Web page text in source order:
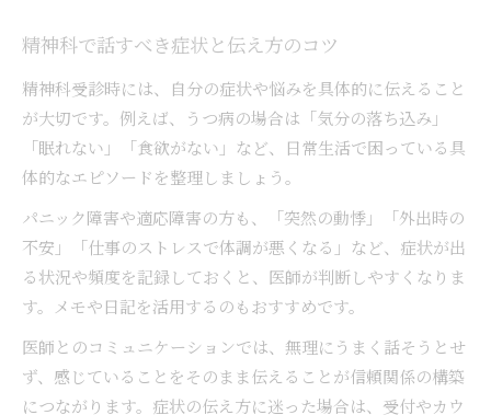
精神科で話すべき症状と伝え方のコツ
精神科受診時には、自分の症状や悩みを具体的に伝えること
が大切です。例えば、うつ病の場合は「気分の落ち込み」
「眠れない」「食欲がない」など、日常生活で困っている具
体的なエピソードを整理しましょう。
パニック障害や適応障害の方も、「突然の動悸」「外出時の
不安」「仕事のストレスで体調が悪くなる」など、症状が出
る状況や頻度を記録しておくと、医師が判断しやすくなりま
す。メモや日記を活用するのもおすすめです。
医師とのコミュニケーションでは、無理にうまく話そうとせ
ず、感じていることをそのまま伝えることが信頼関係の構築
につながります。症状の伝え方に迷った場合は、受付やカウ